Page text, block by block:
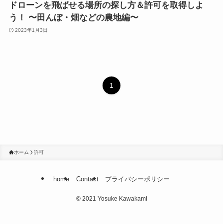
ドローンを飛ばせる場所の探し方＆許可を取得しよ
う！ 〜田んぼ・畑などの農地編〜
2023年1月3日
1
ホーム 許可
home Contact プライバシーポリシー
©2021 Yosuke Kawakami